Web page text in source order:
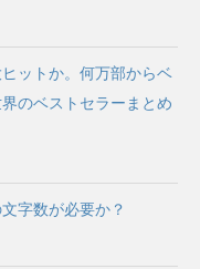
ットか。何万部からベ
のベストセラーまとめ
字数が必要か？